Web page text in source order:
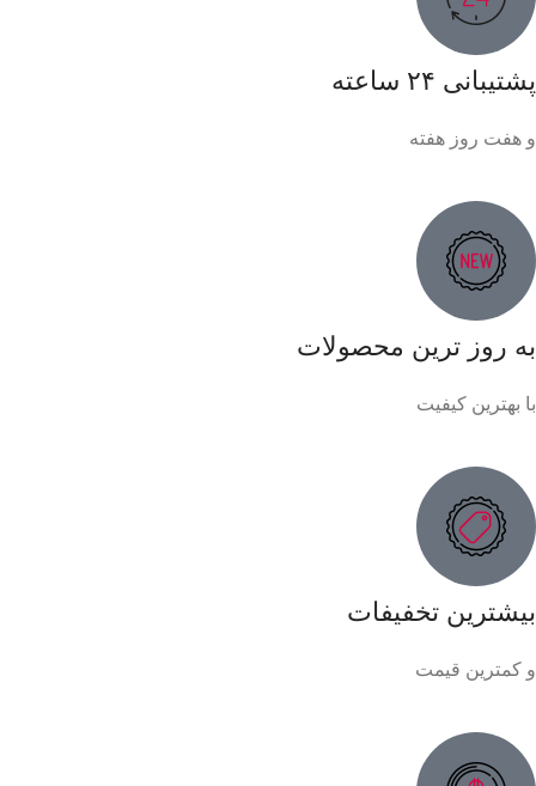
پشتیبانی ۲۴ ساعته
و هفت روز هفته
به روز ترین محصولات
با بهترین کیفیت
بیشترین تخفیفات
و کمترین قیمت